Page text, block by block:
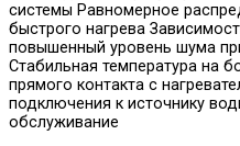
системы Равномерное
быстрого нагрева
повышенный уровень шума
Стабильная температура на
прямого контакта с
подключения к источнику
обслуживание